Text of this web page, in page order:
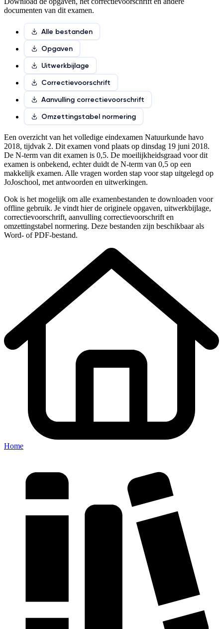
documenten van dit examen.
Alle bestanden
Opgaven
Uitwerkbijlage
Correctievoorschrift
Aanvulling correctievoorschrift
Omzettingstabel normering
Een overzicht van het volledige eindexamen Natuurkunde havo
2018, tijdvak 2. Dit examen vond plaats op dinsdag 19 juni 2018.
De N-term van dit examen is 0,5. De moeilijkheidsgraad voor dit
examen is onbekend, echter duidt de N-term van 0,5 op een
makkelijk examen. Alle vragen worden stap voor stap uitgelegd op
JoJoschool, met antwoorden en uitwerkingen.
Ook is het mogelijk om alle examenbestanden te downloaden voor
offline gebruik. Je vindt hier de originele opgaven, uitwerkbijlage,
correctievoorschrift, aanvulling correctievoorschrift en
omzettingstabel normering. Deze bestanden zijn beschikbaar als
Word- of PDF-bestand.
Home